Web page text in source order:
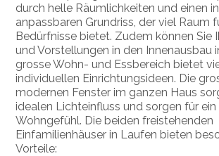
durch helle Räumlichkeiten und einen
anpassbaren Grundriss, der viel Raum
Bedürfnisse bietet. Zudem können Sie
und Vorstellungen in den Innenausbau
grosse Wohn- und Essbereich bietet
individuellen Einrichtungsideen. Die
modernen Fenster im ganzen Haus
idealen Lichteinfluss und sorgen für ein
Wohngefühl. Die beiden freistehenden
Einfamilienhäuser in Laufen bieten
Vorteile: